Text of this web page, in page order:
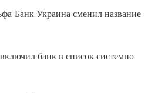
Банк Украина сменил название
банк в список системно